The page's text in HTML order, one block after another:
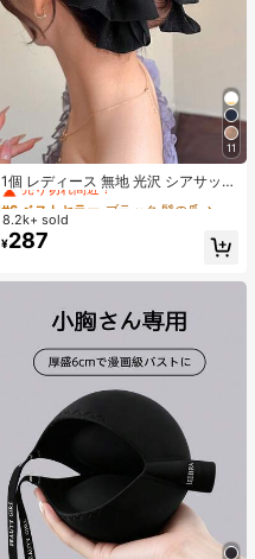
11
1個 レディース 無地 光沢 シアサッカ
ー リボン ヘアクリップ、エレガント
なファッション クロークリップ、日
常使用に適しています (ヘアクロー 1
3cm-15cm)
#6 ベストセラー
ブラック 髪の爪
売り切れ間近！
#6 ベストセラー
売り切れ間近！
#6 ベストセラー
売り切れ間近！
#6 ベストセラー
8.2k+ sold
¥287